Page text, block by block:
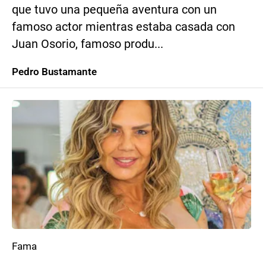
que tuvo una pequeña aventura con un
famoso actor mientras estaba casada con
Juan Osorio, famoso produ...
Pedro Bustamante
Fama